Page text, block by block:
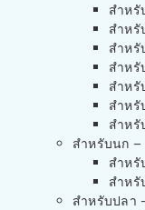
สำหรั
สำหรั
สำหรั
สำหรั
สำหรั
สำหรั
สำหรั
สำหรับนก –
สำหรั
สำหรั
สำหรับปลา